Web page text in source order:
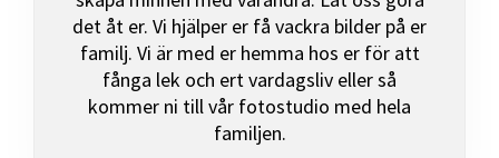
det åt er. Vi hjälper er få vackra bilder på er
familj. Vi är med er hemma hos er för att
fånga lek och ert vardagsliv eller så
kommer ni till vår fotostudio med hela
familjen.